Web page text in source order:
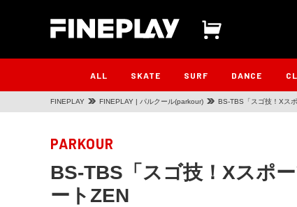
ALL SKATE SURF DANCE
FINEPLAY FINEPLAY | パルクール(parkour) BS-TBS「スゴ技！Xス
PARKOUR
BS-TBS「スゴ技！Xスポ
ートZEN